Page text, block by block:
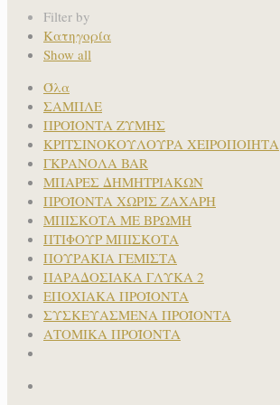
Filter by
Κατηγορία
Show all
Όλα
ΣΑΜΠΛΕ
ΠΡΟΪΟΝΤΑ ΖΥΜΗΣ
ΚΡΙΤΣΙΝΟΚΟΥΛΟΥΡΑ ΧΕΙΡΟΠΟΙΗΤΑ
ΓΚΡΑΝΟΛΑ BAR
ΜΠΑΡΕΣ ΔΗΜΗΤΡΙΑΚΩΝ
ΠΡΟΪΟΝΤΑ ΧΩΡΙΣ ΖΑΧΑΡΗ
ΜΠΙΣΚΟΤΑ ΜΕ ΒΡΩΜΗ
ΠΤΙΦΟΥΡ ΜΠΙΣΚΟΤΑ
ΠΟΥΡΑΚΙΑ ΓΕΜΙΣΤΑ
ΠΑΡΑΔΟΣΙΑΚΑ ΓΛΥΚΑ 2
ΕΠΟΧΙΑΚΑ ΠΡΟΪΟΝΤΑ
ΣΥΣΚΕΥΑΣΜΕΝΑ ΠΡΟΪΟΝΤΑ
ΑΤΟΜΙΚΑ ΠΡΟΪΟΝΤΑ